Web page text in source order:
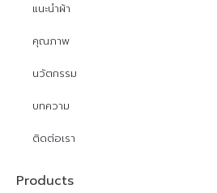
แนะนำผ้า
คุณภาพ
นวัตกรรม
บทความ
ติดต่อเรา
Products